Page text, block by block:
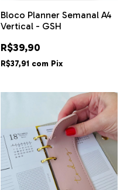
Bloco Planner Semanal A4
Vertical - GSH
R$39,90
R$37,91 com Pix